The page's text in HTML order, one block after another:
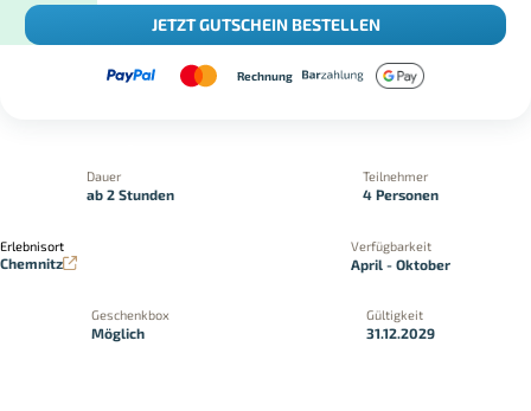
JETZT GUTSCHEIN BESTELLEN
Rechnung
Dauer
ab 2 Stunden
Teilnehmer
4 Personen
Erlebnisort
Chemnitz
Verfügbarkeit
April - Oktober
Geschenkbox
Möglich
Gültigkeit
31.12.2029